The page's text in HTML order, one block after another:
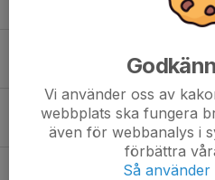
11 feb 2025 0
Funktionärer till Täby
2 jan 2025 0
Täby vinterspel
Vi använder oss av
webbplats ska fungera
även för webbanalys i
förbättra
Så använder